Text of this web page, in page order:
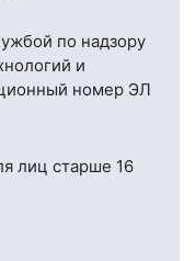
по надзору
и
номер ЭЛ
лиц старше 16